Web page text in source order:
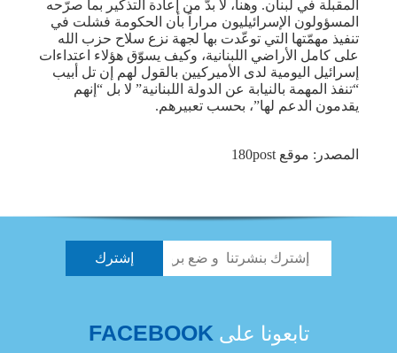
المقبلة في لبنان. وهنا، لا بدّ من إعادة التذكير بما صرّحه
المسؤولون الإسرائيليون مراراً بأن الحكومة فشلت في
تنفيذ مهمّتها التي توعّدت بها لجهة نزع سلاح حزب الله
على كامل الأراضي اللبنانية، وكيف يسوّق هؤلاء اعتداءات
إسرائيل اليومية لدى الأميركيين بالقول لهم إن تل أبيب
“تنفذ المهمة بالنيابة عن الدولة اللبنانية” لا بل “إنهم
يقدمون الدعم لها”، بحسب تعبيرهم.
المصدر: موقع 180post
تابعونا على FACEBOOK